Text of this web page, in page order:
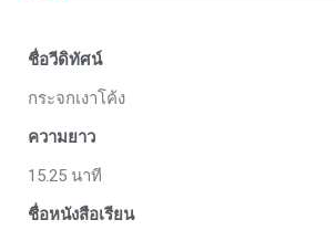
ชื่อวีดิทัศน์
กระจกเงาโค้ง
ความยาว
15.25 นาที
ชื่อหนังสือเรียน